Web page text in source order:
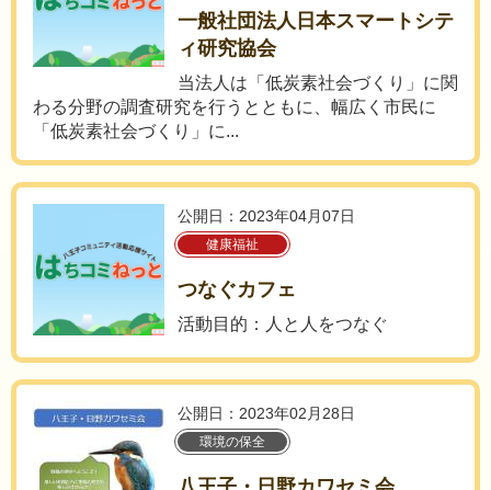
一般社団法人日本スマートシテ
ィ研究協会
当法人は「低炭素社会づくり」に関
わる分野の調査研究を行うとともに、幅広く市民に
「低炭素社会づくり」に...
公開日：2023年04月07日
健康福祉
つなぐカフェ
活動目的：人と人をつなぐ
公開日：2023年02月28日
環境の保全